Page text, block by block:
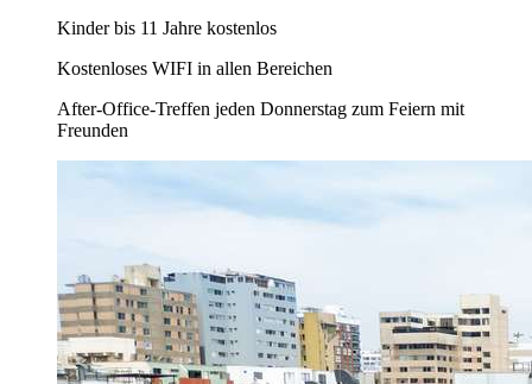
Kinder bis 11 Jahre kostenlos
Kostenloses WIFI in allen Bereichen
After-Office-Treffen jeden Donnerstag zum Feiern mit
Freunden